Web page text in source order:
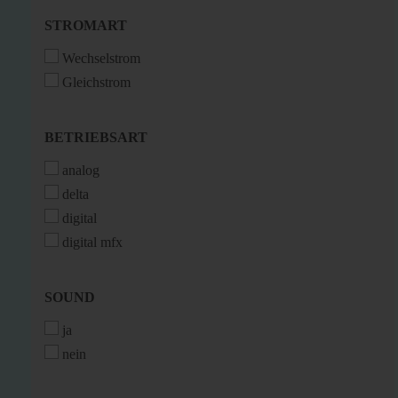
STROMART
STROMART
Wechselstrom
Gleichstrom
BETRIEBSART
BETRIEBSART
analog
delta
digital
digital mfx
SOUND
SOUND
ja
nein